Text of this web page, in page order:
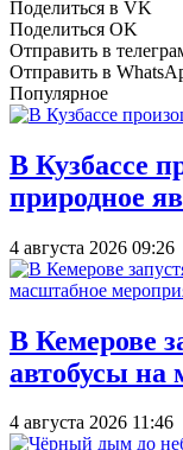
Поделиться в VK
Поделиться OK
Отправить в
Отправить в
Популярное
В Кузбассе
природное
4 августа 2026 09:26
В Кемерове
автобусы на
4 августа 2026 11:46